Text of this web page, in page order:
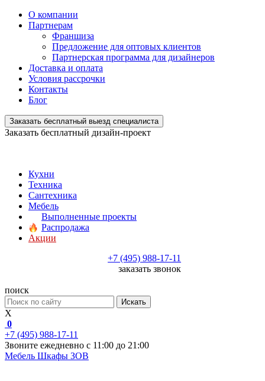
О компании
Партнерам
Франшиза
Предложение для оптовых клиентов
Партнерская программа для дизайнеров
Доставка и оплата
Условия рассрочки
Контакты
Блог
Заказать бесплатный выезд специалиста
Заказать бесплатный дизайн-проект
Кухни
Техника
Сантехника
Мебель
Выполненные проекты
Распродажа
Акции
+7 (495) 988-17-11
заказать звонок
поиск
Искать
X
0
+7 (495) 988-17-11
Звоните ежедневно с 11:00 до 21:00
Мебель Шкафы ЗОВ